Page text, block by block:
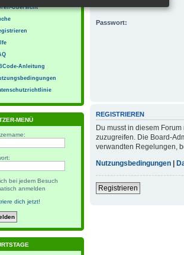
Passwort:
REGISTRIEREN
Du musst in diesem
zuzugreifen. Die Board-
verwandten Regelungen,
Nutzungsbedingungen
Registrieren
Übersicht
Anleitung
MENÜ
bei jedem Besuch
anmelden
dich jetzt!